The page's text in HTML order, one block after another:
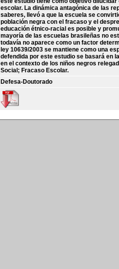
escolar. La dinámica antagónica de las
saberes, llevó a que la escuela se
población negra con el fracaso y el
educación étnico-racial es posible y
mayoría de las escuelas brasileñas no
todavía no aparece como un factor
ley 10639/2003 se mantiene como una
defendida por este estudio se basará en
en el contexto de los niños negros
Social; Fracaso Escolar.
Defesa-Doutorado